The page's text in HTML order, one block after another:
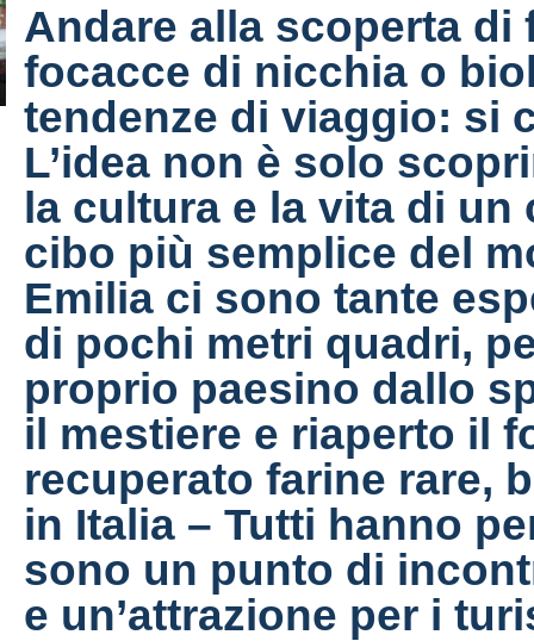
Andare alla scoperta
focacce di nicchia o
tendenze di viaggio: si
L’idea non è solo
la cultura e la vita di
cibo più semplice del
Emilia ci sono tante
di pochi metri quadri,
proprio paesino dallo
il mestiere e riaperto il
recuperato farine rare,
in Italia – Tutti hanno
sono un punto di
e un’attrazione per i